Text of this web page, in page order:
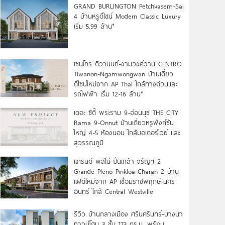
GRAND BURLINGTON Petchkasem-Sai
4 บ้านหรูดีไซน์ Modern Classic Luxury
เริ่ม 5.99 ล้าน*
เซนโทร ติวานนท์-งามวงศ์วาน CENTRO
Tiwanon-Ngamwongwan บ้านเดี่ยว
ดีไซน์ใหม่จาก AP Thai ใกล้ทางด่วนและ
รถไฟฟ้า เริ่ม 12-16 ล้าน*
เดอะ ซิตี้ พระราม 9-อ่อนนุช THE CITY
Rama 9-Onnut บ้านเดี่ยวหรูฟังก์ชัน
ใหญ่ 4-5 ห้องนอน ใกล้มอเตอร์เวย์ และ
สุวรรณภูมิ
แกรนด์ พลีโน่ ปิ่นเกล้า-จรัญฯ 2
Grande Pleno Pinkloa-Charan 2 บ้าน
แฝดใหม่จาก AP เชื่อมราชพฤกษ์-นคร
อินทร์ ใกล้ Central Westville
รีวิว บ้านกลางเมือง ศรีนครินทร์-บางนา